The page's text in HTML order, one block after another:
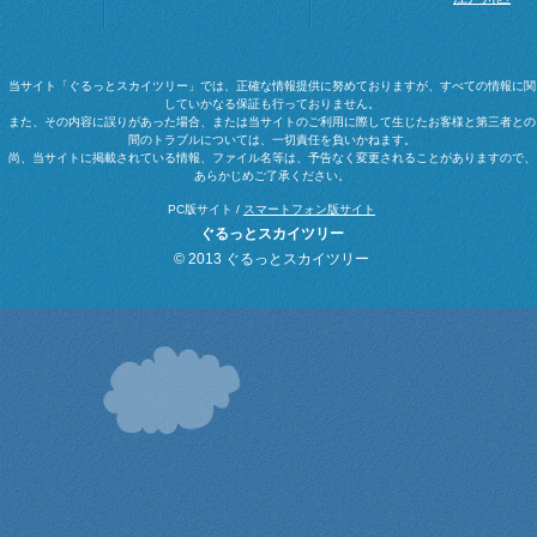
当サイト「ぐるっとスカイツリー」では、正確な情報提供に努めておりますが、すべての情報に関
していかなる保証も行っておりません。
また、その内容に誤りがあった場合、または当サイトのご利用に際して生じたお客様と第三者との
間のトラブルについては、一切責任を負いかねます。
尚、当サイトに掲載されている情報、ファイル名等は、予告なく変更されることがありますので、
あらかじめご了承ください。
PC版サイト / スマートフォン版サイト
ぐるっとスカイツリー
© 2013 ぐるっとスカイツリー